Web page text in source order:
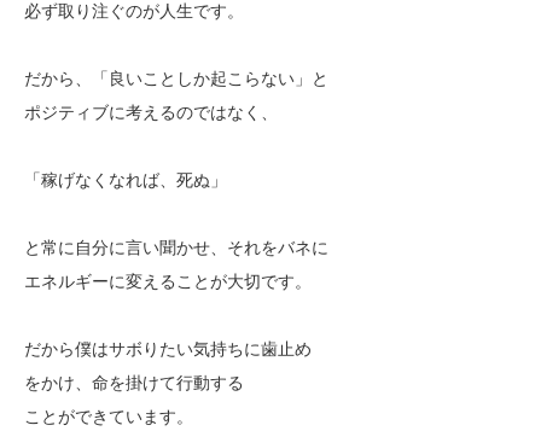
必ず取り注ぐのが人生です。
だから、「良いことしか起こらない」と
ポジティブに考えるのではなく、
「稼げなくなれば、死ぬ」
と常に自分に言い聞かせ、それをバネに
エネルギーに変えることが大切です。
だから僕はサボりたい気持ちに歯止め
をかけ、命を掛けて行動する
ことができています。